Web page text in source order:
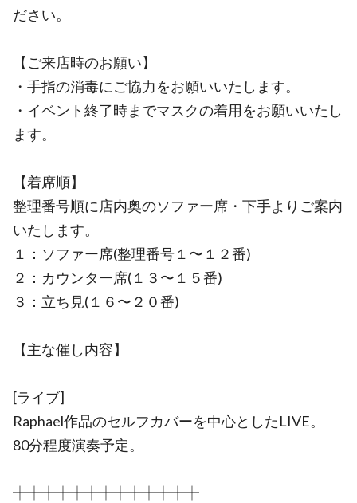
ださい。
【ご来店時のお願い】
・手指の消毒にご協力をお願いいたします。
・イベント終了時までマスクの着用をお願いいたし
ます。
【着席順】
整理番号順に店内奥のソファー席・下手よりご案内
いたします。
１：ソファー席(整理番号１〜１２番)
２：カウンター席(１３〜１５番)
３：立ち見(１６〜２０番)
【主な催し内容】
[ライブ]
Raphael作品のセルフカバーを中心としたLIVE。
80分程度演奏予定。
┿┿┿┿┿┿┿┿┿┿┿┿┿